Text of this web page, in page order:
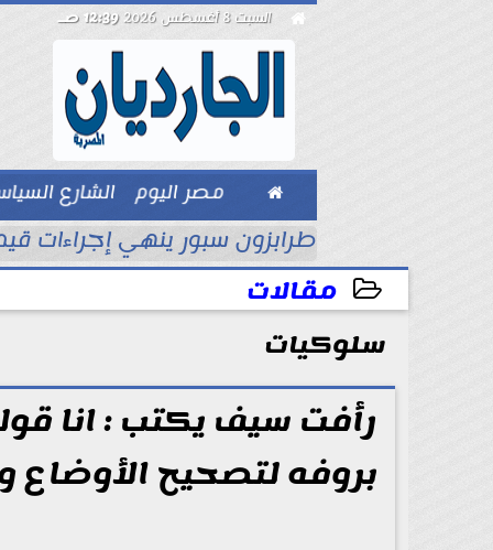
 السبت 8 أغسطس 2026 12:39 صـ
 مصر اليوم الشارع
بيزنس
طرابزون سبور ينهي إجراءات
مقالات
2025-12-26 19:14:45
سلوكيات
رأفت سيف يكتب : انا
بروفه لتصحيح